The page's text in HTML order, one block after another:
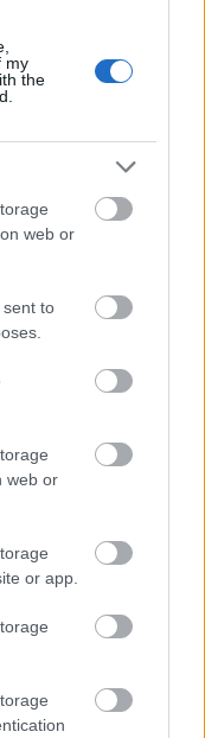
my
the
web or
to
web or
or app.
a
az